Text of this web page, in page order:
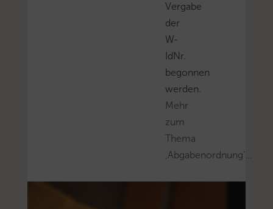
Vergabe
der
W-
IdNr.
begonnen
werden.
Mehr
zum
Thema
‚Abgabenordnung’…